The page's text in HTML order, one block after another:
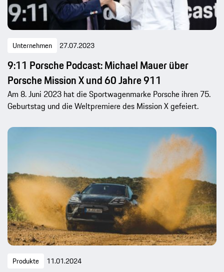
Unternehmen 27.07.2023
9:11 Porsche Podcast: Michael Mauer über
Porsche Mission X und 60 Jahre 911
Am 8. Juni 2023 hat die Sportwagenmarke Porsche ihren 75.
Geburtstag und die Weltpremiere des Mission X gefeiert.
Produkte 11.01.2024